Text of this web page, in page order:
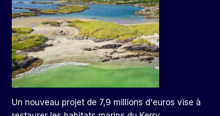
Un nouveau projet de 7,9 millions d'euros vise à